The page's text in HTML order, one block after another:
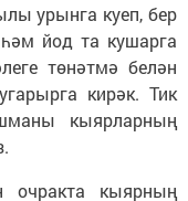
урынга куеп, бер
йод та кушарга
төнәтмә белән
кирәк. Тик
кыярларның
очракта кыярның